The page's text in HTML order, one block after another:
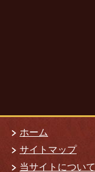
ホーム
サイトマップ
当サイトについて